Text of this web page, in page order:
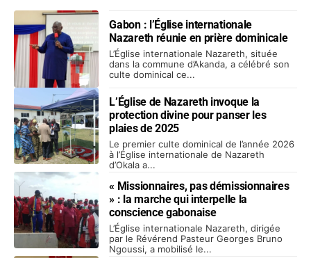
Gabon : l’Église internationale
Nazareth réunie en prière dominicale
L’Église internationale Nazareth, située
dans la commune d’Akanda, a célébré son
culte dominical ce...
L’Église de Nazareth invoque la
protection divine pour panser les
plaies de 2025
Le premier culte dominical de l’année 2026
à l’Église internationale de Nazareth
d’Okala a...
« Missionnaires, pas démissionnaires
» : la marche qui interpelle la
conscience gabonaise
L’Église internationale Nazareth, dirigée
par le Révérend Pasteur Georges Bruno
Ngoussi, a mobilisé le...